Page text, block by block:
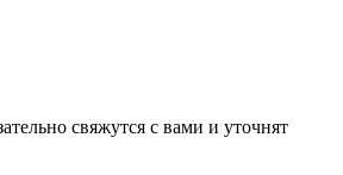
свяжутся с вами и уточнят